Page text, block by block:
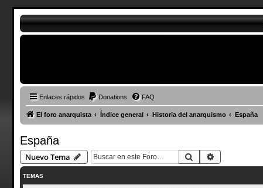
Enlaces rápidos Donations FAQ
El foro anarquista Índice general Historia del anarquismo España
España
Nuevo Tema Buscar
TEMAS